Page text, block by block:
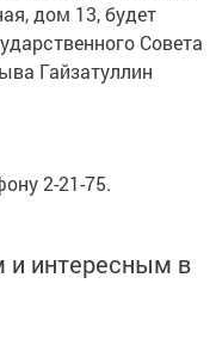
дом 13, будет
Совета
Гайзатуллин
2-21-75.
интересным в